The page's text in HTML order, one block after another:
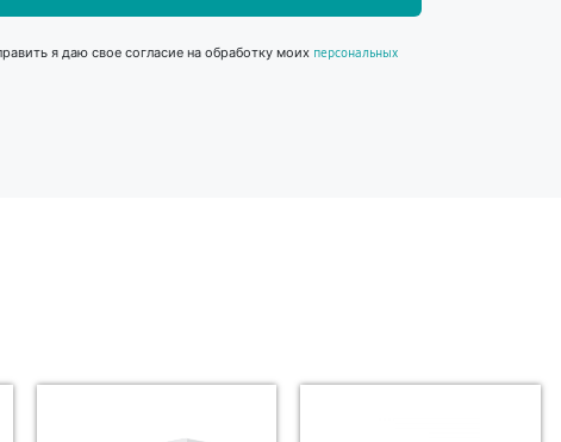
я даю свое согласие на обработку моих персональных